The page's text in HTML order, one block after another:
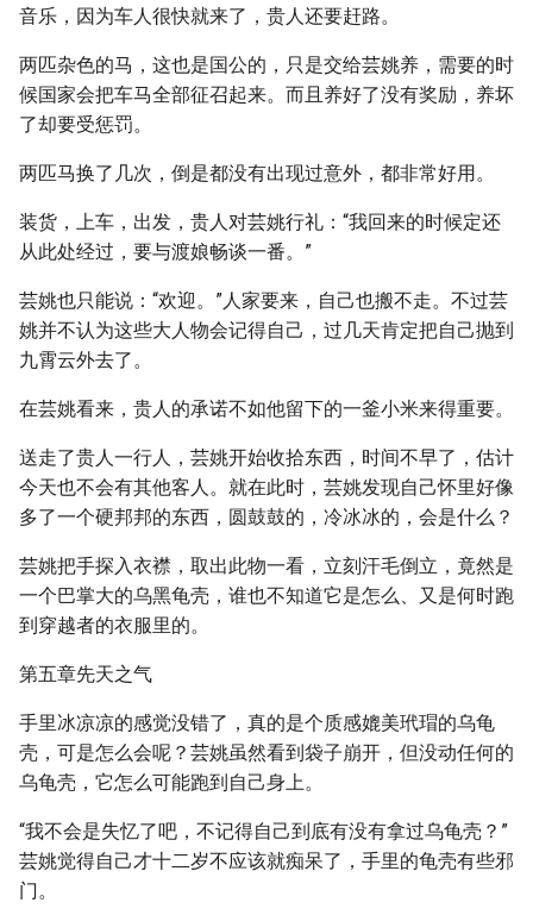
音乐，因为车人很快就来了，贵人还要赶路。
两匹杂色的马，这也是国公的，只是交给芸姚养，需要的时
候国家会把车马全部征召起来。而且养好了没有奖励，养坏
了却要受惩罚。
两匹马换了几次，倒是都没有出现过意外，都非常好用。
装货，上车，出发，贵人对芸姚行礼：“我回来的时候定还
从此处经过，要与渡娘畅谈一番。”
芸姚也只能说：“欢迎。”人家要来，自己也搬不走。不过芸
姚并不认为这些大人物会记得自己，过几天肯定把自己抛到
九霄云外去了。
在芸姚看来，贵人的承诺不如他留下的一釜小米来得重要。
送走了贵人一行人，芸姚开始收拾东西，时间不早了，估计
今天也不会有其他客人。就在此时，芸姚发现自己怀里好像
多了一个硬邦邦的东西，圆鼓鼓的，冷冰冰的，会是什么？
芸姚把手探入衣襟，取出此物一看，立刻汗毛倒立，竟然是
一个巴掌大的乌黑龟壳，谁也不知道它是怎么、又是何时跑
到穿越者的衣服里的。
第五章先天之气
手里冰凉凉的感觉没错了，真的是个质感媲美玳瑁的乌龟
壳，可是怎么会呢？芸姚虽然看到袋子崩开，但没动任何的
乌龟壳，它怎么可能跑到自己身上。
“我不会是失忆了吧，不记得自己到底有没有拿过乌龟壳？”
芸姚觉得自己才十二岁不应该就痴呆了，手里的龟壳有些邪
门。